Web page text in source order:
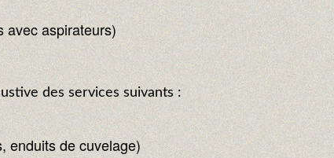
avec aspirateurs)
des services suivants :
enduits de cuvelage)